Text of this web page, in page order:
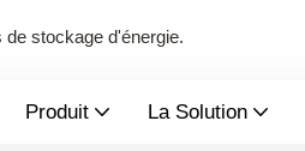
stockage d'énergie.
Produit La Solution